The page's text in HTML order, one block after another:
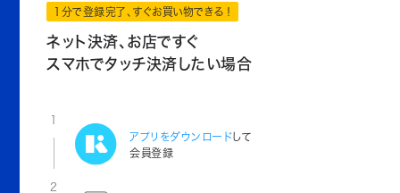
1分で登録完了、すぐお買い物できる！
ネット決済、お店ですぐ
スマホでタッチ決済したい場合
1
アプリをダウンロードして
会員登録
2